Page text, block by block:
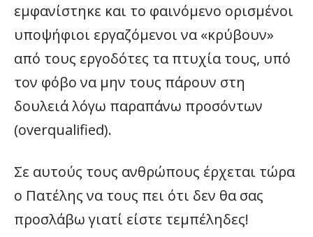
εμφανίστηκε και το φαινόμενο ορισμένοι
υποψήφιοι εργαζόμενοι να «κρύβουν»
από τους εργοδότες τα πτυχία τους, υπό
τον φόβο να μην τους πάρουν στη
δουλειά λόγω παραπάνω προσόντων
(overqualified).
Σε αυτούς τους ανθρώπους έρχεται τώρα
ο Πατέλης να τους πει ότι δεν θα σας
προσλάβω γιατί είστε τεμπέληδες!